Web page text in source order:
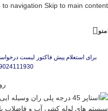
to navigation Skip to main content
منو
برای استعلام پیش فاکتور لیست
09024111930 ارسال